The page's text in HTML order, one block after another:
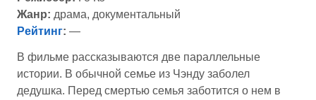
Жанр: драма, документальный
Рейтинг: —
В фильме рассказываются две параллельные
истории. В обычной семье из Чэнду заболел
дедушка. Перед смертью семья заботится о нем в